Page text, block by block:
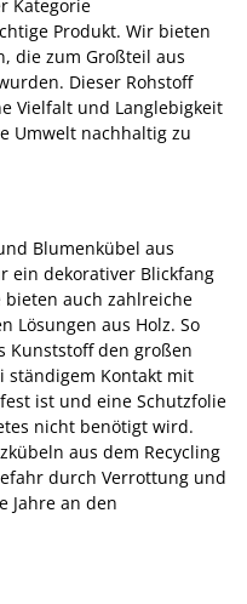
Kategorie
Produkt. Wir bieten
die zum Großteil aus
Dieser Rohstoff
Vielfalt und Langlebigkeit
Umwelt nachhaltig zu
Blumenkübel aus
ein dekorativer Blickfang
bieten auch zahlreiche
Lösungen aus Holz. So
Kunststoff den großen
ständigem Kontakt mit
ist und eine Schutzfolie
nicht benötigt wird.
aus dem Recycling
durch Verrottung und
Jahre an den